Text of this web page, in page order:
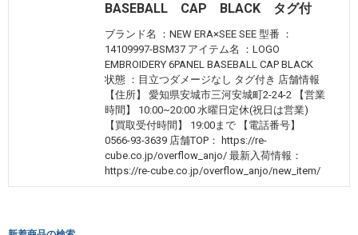
BASEBALL CAP BLACK タグ付
ブランド名 ：NEW ERA×SEE SEE 型番 ：
14109997-BSM37 アイテム名 ：LOGO
EMBROIDERY 6PANEL BASEBALL CAP BLACK
状態 ：目立つダメージなし タグ付き 店舗情報
【住所】 愛知県安城市三河安城町2-24-2 【営業
時間】 10:00~20:00 水曜日定休(祝日は営業)
【買取受付時間】 19:00まで 【電話番号】
0566-93-3639 店舗TOP： https://re-
cube.co.jp/overflow_anjo/ 最新入荷情報：
https://re-cube.co.jp/overflow_anjo/new_item/